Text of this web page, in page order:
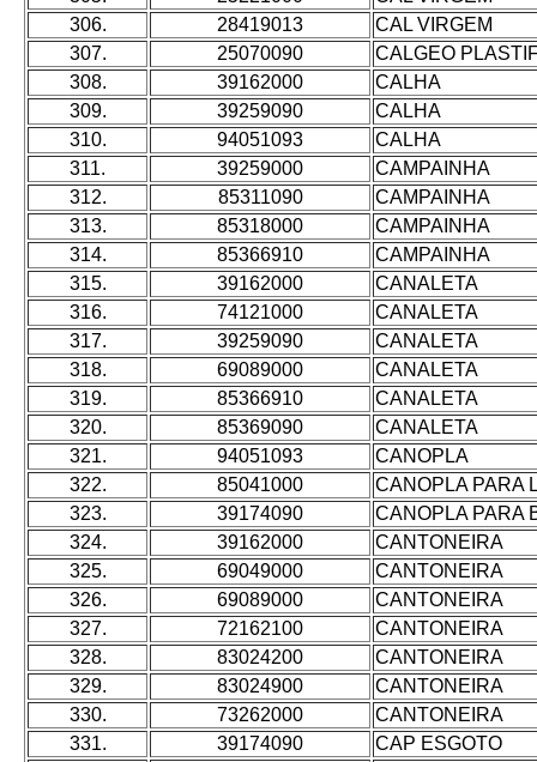
306.
28419013
CAL VIRGEM
307.
25070090
CALGEO
308.
39162000
CALHA
309.
39259090
CALHA
310.
94051093
CALHA
311.
39259000
CAMPAINHA
312.
85311090
CAMPAINHA
313.
85318000
CAMPAINHA
314.
85366910
CAMPAINHA
315.
39162000
CANALETA
316.
74121000
CANALETA
317.
39259090
CANALETA
318.
69089000
CANALETA
319.
85366910
CANALETA
320.
85369090
CANALETA
321.
94051093
CANOPLA
322.
85041000
CANOPLA PARA
323.
39174090
CANOPLA PARA
324.
39162000
CANTONEIRA
325.
69049000
CANTONEIRA
326.
69089000
CANTONEIRA
327.
72162100
CANTONEIRA
328.
83024200
CANTONEIRA
329.
83024900
CANTONEIRA
330.
73262000
CANTONEIRA
331.
39174090
CAP ESGOTO